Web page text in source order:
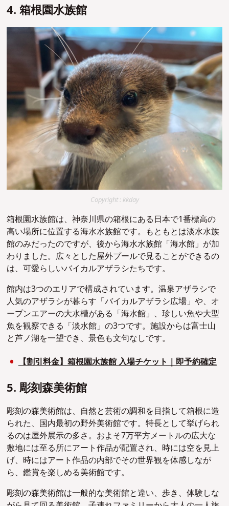
4. 箱根園水族館
Copyright : kkday
箱根園水族館は、神奈川県の箱根にある日本で1番標高の
高い場所に位置する海水水族館です。もともとは淡水水族
館のみだったのですが、後から海水水族館「海水館」が加
わりました。広々とした屋外プールで見ることができるの
は、可愛らしいバイカルアザラシたちです。
館内は3つのエリアで構成されています。温泉アザラシで
人気のアザラシが暮らす「バイカルアザラシ広場」や、オ
ープンエアーの大水槽がある「海水館」、珍しい魚や大型
魚を観察できる「淡水館」の3つです。施設からは富士山
と芦ノ湖を一望でき、景色も文句なしです。
【割引料金】箱根園水族館 入場チケット｜即予約確定
5. 彫刻森美術館
彫刻の森美術館は、自然と芸術の調和を目指して箱根に造
られた、国内最初の野外美術館です。特長として挙げられ
るのは屋外展示の多さ。およそ7万平方メートルの広大な
敷地には至る所にアート作品が配置され、時には空を見上
げ、時にはアート作品の内部でその世界観を体感しなが
ら、鑑賞を楽しめる美術館です。
彫刻の森美術館は一般的な美術館と違い、歩き、体験しな